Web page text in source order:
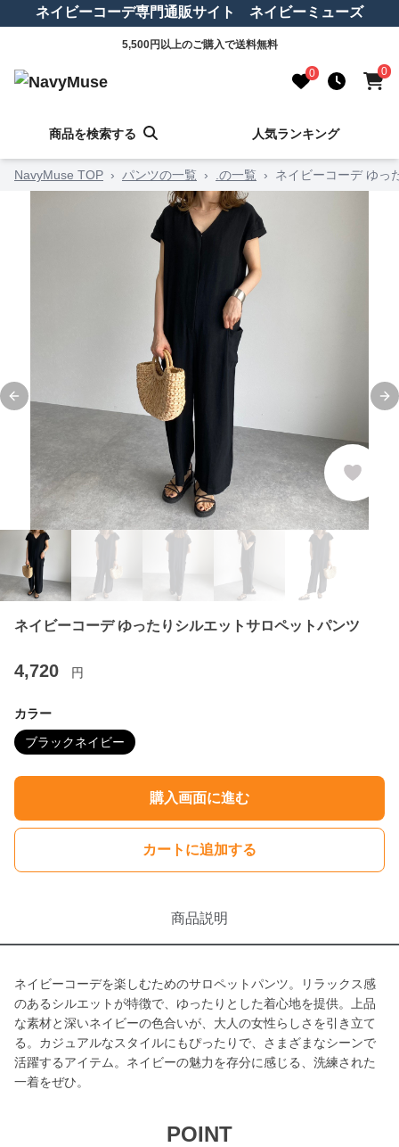
ネイビーコーデ専門通販サイト ネイビーミューズ
5,500円以上のご購入で送料無料
0 0
商品を検索する 人気ランキング
NavyMuse TOP › パンツの一覧 › .の一覧 › ネイビーコーデ ゆっ
Previous slide
ネイビーコーデ ゆったりシルエットサロペットパンツ
4,720 円
カラー
ブラックネイビー
購入画面に進む
カートに追加する
商品説明
ネイビーコーデを楽しむためのサロペットパンツ。リラックス感
のあるシルエットが特徴で、ゆったりとした着心地を提供。上品
な素材と深いネイビーの色合いが、大人の女性らしさを引き立て
る。カジュアルなスタイルにもぴったりで、さまざまなシーンで
活躍するアイテム。ネイビーの魅力を存分に感じる、洗練された
一着をぜひ。
POINT